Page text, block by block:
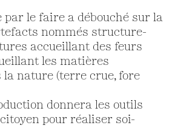
par le faire a débouché sur la
nommés structure-
accueillant des feurs
les matières
nature (terre crue, fore
donnera les outils
pour réaliser soi-